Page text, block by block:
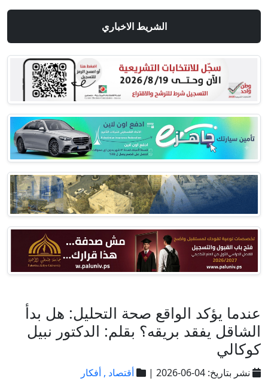
الشريط الاخباري
عندما يؤكد الواقع صحة التحليل: هل بدأ
الشاقل يفقد بريقه؟ بقلم: الدكتور نبيل
كوكالي
نشر بتاريخ: 04-06-2026 | أقتصاد , أفكار